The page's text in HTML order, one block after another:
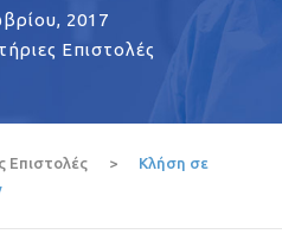
2017
Επιστολές
Επιστολές >
Κλήση σε